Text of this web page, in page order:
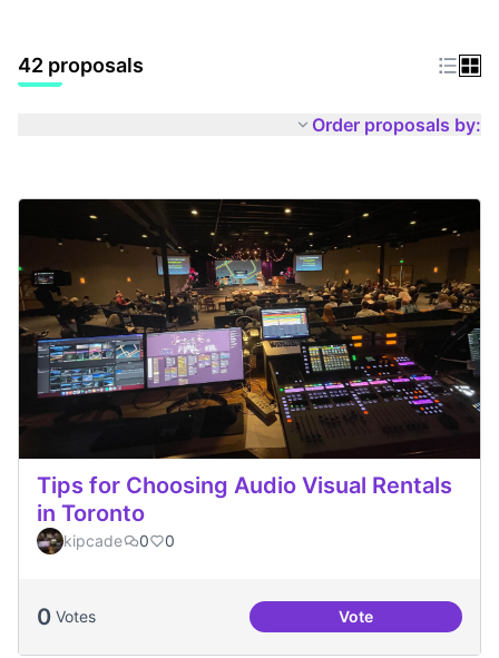
42 proposals
Order proposals by:
Tips for Choosing Audio Visual Rentals
in Toronto
kipcade 0 0
0 Votes VoteTips for Choosing